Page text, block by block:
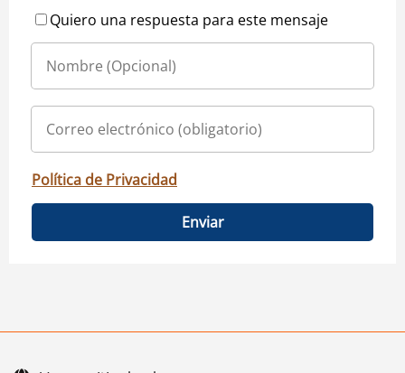
Quiero una respuesta para este mensaje
Política de Privacidad
Enviar